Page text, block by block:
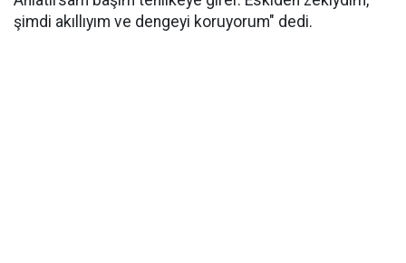
şimdi akıllıyım ve dengeyi koruyorum" dedi.